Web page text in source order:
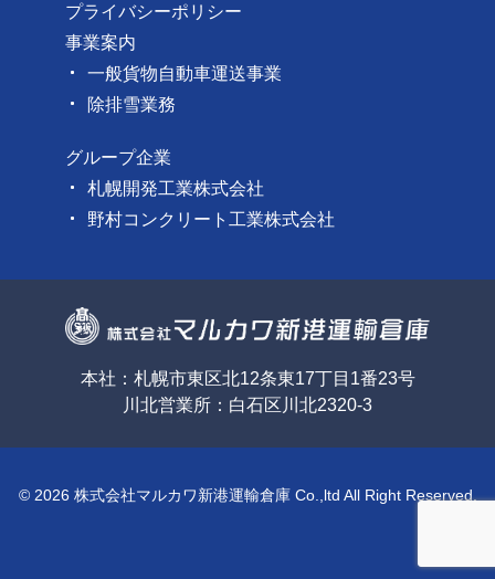
プライバシーポリシー
事業案内
一般貨物自動車運送事業
除排雪業務
グループ企業
札幌開発工業株式会社
野村コンクリート工業株式会社
本社：札幌市東区北12条東17丁目1番23号
川北営業所：白石区川北2320-3
© 2026 株式会社マルカワ新港運輸倉庫 Co.,ltd All Right Reserved.